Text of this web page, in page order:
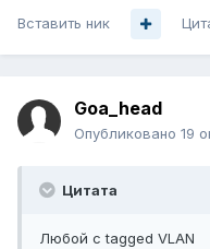
Вставить ник
Goa_head
Опубликовано 19
Цитата
Любой с tagged VLAN